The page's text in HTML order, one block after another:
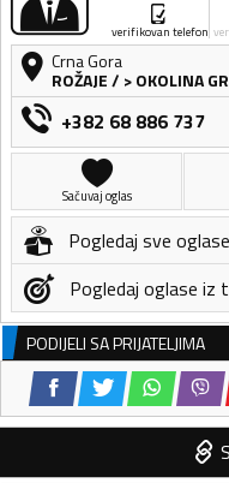
verifikovan telefon
Crna Gora
ROŽAJE/ > OKOLINA
+382 68 886 737
Sačuvaj oglas
Pogledaj sve
Pogledaj oglase iz
PODIJELI SA PRIJATELJIMA